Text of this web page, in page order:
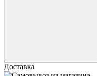
Доставка